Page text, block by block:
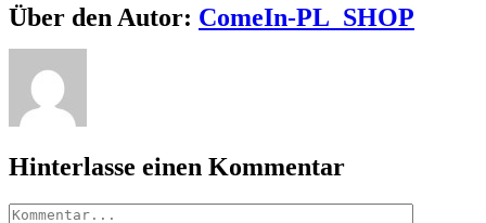
Facebook
X
Reddit
LinkedIn
WhatsApp
Telegram
Tumblr
Pinterest
Vk
Xing
E-
Mail
Über den Autor: ComeIn-PL_SHOP
Hinterlasse einen Kommentar
Kommentar